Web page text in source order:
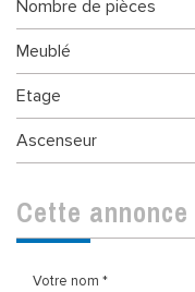
Nombre de pièces
Meublé
Etage
Ascenseur
cette annonce
Votre nom *